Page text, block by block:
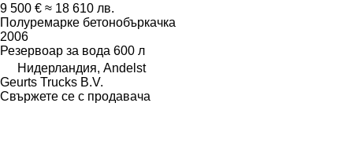
9 500 € ≈ 18 610 лв.
Полуремарке бетонобъркачка
2006
Резервоар за вода 600 л
Нидерландия, Andelst
Geurts Trucks B.V.
Свържете се с продавача